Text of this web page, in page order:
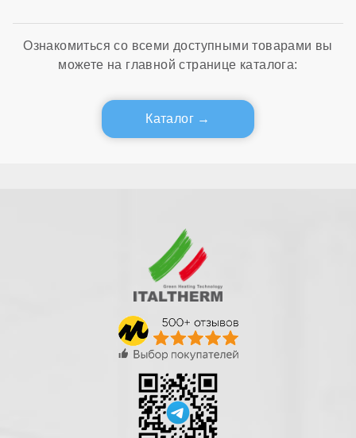
Ознакомиться со всеми доступными товарами вы
можете на главной странице каталога:
Каталог